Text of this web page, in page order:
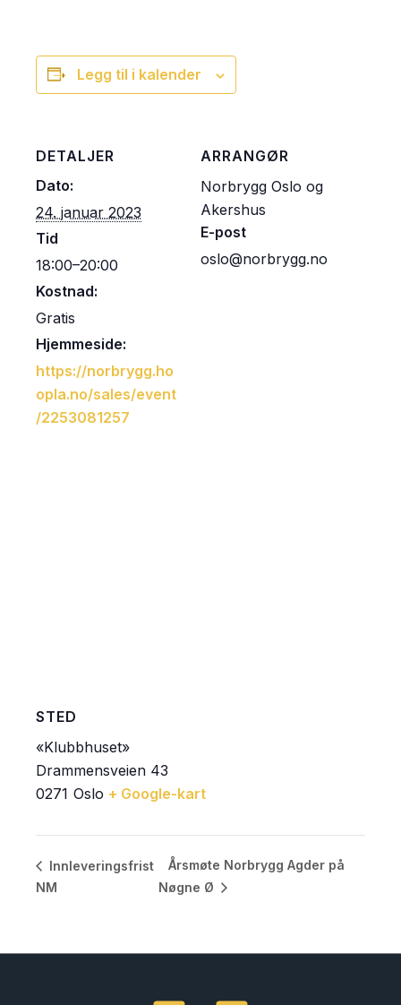
Legg til i kalender
DETALJER
Dato:
24. januar 2023
Tid
18:00–20:00
Kostnad:
Gratis
Hjemmeside:
https://norbrygg.ho
opla.no/sales/event
/2253081257
ARRANGØR
Norbrygg Oslo og
Akershus
E-post
oslo@norbrygg.no
STED
«Klubbhuset»
Drammensveien 43
Oslo
0271 + Google-kart
Innleveringsfrist
NM
Årsmøte Norbrygg Agder på
Nøgne Ø